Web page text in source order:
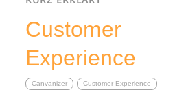
Customer
Experience
Canvanizer Customer Experience